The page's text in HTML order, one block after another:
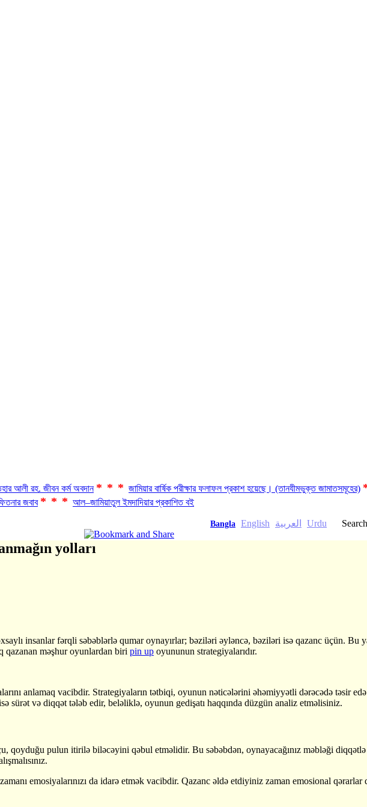
আলী রহ. জীবন কর্ম অবদান *** জামিয়ার বার্ষিক পরীক্ষার ফলাফল প্রকাশ হয়েছে। (তানযীমভুক্ত জামাতসমূহের)
জবাব *** আল–জামিয়াতুল ইমদাদিয়ার প্রকাশিত বই
Bangla English العربية Urdu
yolları
insanlar fərqli səbəblərlə qumar oynayırlar; bəziləri əyləncə, bəziləri isə qazanc üçün. Bu
qazanan məşhur oyunlardan biri pin up oyununun strategiyalarıdır.
anlamaq vacibdir. Strategiyaların tətbiqi, oyunun nəticələrini əhəmiyyətli dərəcədə təsir
sürət və diqqət tələb edir, beləliklə, oyunun gedişatı haqqında düzgün analiz etməlisiniz.
qoyduğu pulun itirilə biləcəyini qəbul etməlidir. Bu səbəbdən, oynayacağınız məbləği
emosiyalarınızı da idarə etmək vacibdir. Qazanc əldə etdiyiniz zaman emosional